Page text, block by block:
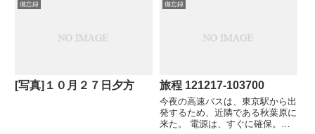
の不景気に、近所に巨大ショッピ
雪だるまが、１つ増えていまし
備忘録
[写真]１０月２７日夕方
備忘録
旅程 121217-103700
今夜の高速バスは、東京駅から出
発するため、近隣である秋葉原に
来た。 電源は、すぐに確保。さ